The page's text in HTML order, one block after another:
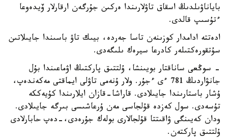
باياناۋىلدىڭ اسقاق تاۋلارىندا ەركىن جۇرگەن ارقارلار ۆيدەوعا
ءتۇسىپ قالدى.
ادەتتە ادامدار كوزىنەن تاسا جەردە، بيىك تاۋ باسىندا جايىلاتىن
سۇتقورەكتىلەر كادرعا سيرەك ىلىگەدى.
- سوڭعى ساناقتار بويىنشا، ۇلتتىق پاركتىڭ اۋماعىندا بۇل
جانۋاردىڭ 781 ءى ءجۇر. ولار ۇنەمى تاۋلى ايماقتى مەكەندەپ،
ۇشار باستارىندا جايىلادى. قاراشا-قازان ايلارىندا كۇيەككە
تۇسەدى. سول كەزدە قۇلجاسى مەن ۇرعاشىسى بىرگە جايىلادى.
ودان كەيىنگى ۋاقىتتا قۇلجالارى بولەك جۇرەدى،-دەپ حابارلادى
ۇلتتىق پاركتەن.